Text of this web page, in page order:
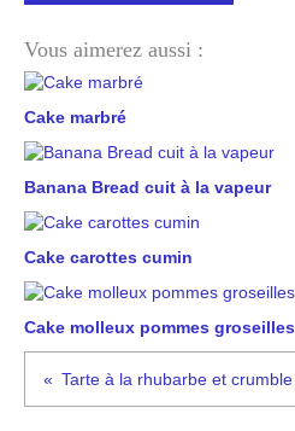
Vous aimerez aussi :
Cake marbré
Banana Bread cuit à la vapeur
Cake carottes cumin
Cake molleux pommes groseilles